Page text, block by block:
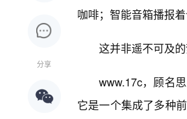
分享
咖啡；智能音箱播报
这并非遥不可及
www.17c，顾名
它是一个集成了多种